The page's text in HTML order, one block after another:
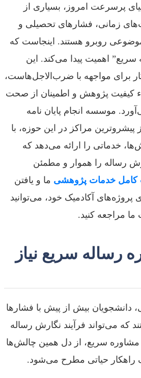
پرسرعت امروز، بسیاری از
زمانی، فشارهای تحصیلی و
روبرو هستند. اینجاست که
اهمیت پیدا می‌کند. این
برای مواجهه با ضرب‌الاجل‌هاست،
کیفیت پژوهش و اطمینان از صحت
موسسه انجام پایان نامه
مراکز در این حوزه، با
خدماتی را ارائه می‌دهد که
رساله را هموار و مطمئن
کامل خدمات پژوهشی ما و یافتن
آکادمیک خود، می‌توانید
مراجعه کنید.
رساله سریع نیاز
دانشجویان بیش از پیش با فشارها
که می‌تواند فرآیند نگارش رساله
مشاوره سریع، از دل همین چالش‌ها
راهکار حیاتی مطرح می‌شود.